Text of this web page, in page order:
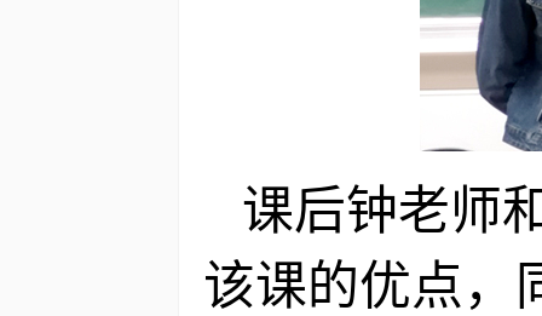
课后钟老师
该课的优点，